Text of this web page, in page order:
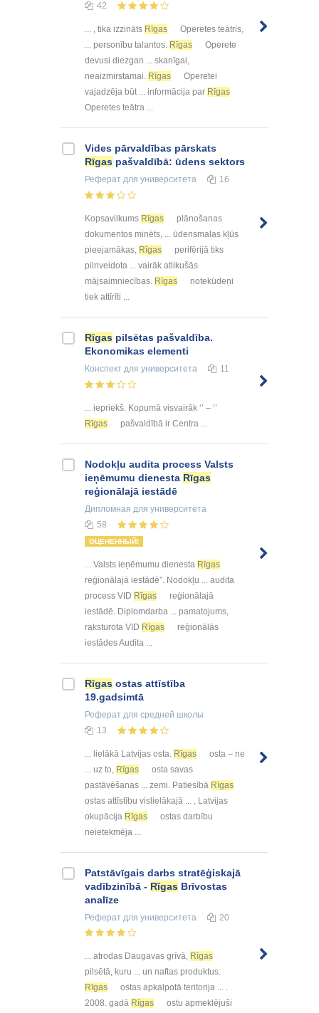
42
... , tika izzināts Rīgas
Operetes teātris,
... personību talantos. Rīgas
Operete
devusi diezgan ... skanīgai,
neaizmirstamai. Rīgas
Operetei
vajadzēja būt ... informācija par Rīgas
Operetes teātra ...
Vides pārvaldības pārskats
Rīgas pašvaldībā: ūdens sektors
Реферат для университета 16
Kopsavilkums Rīgas
plānošanas
dokumentos minēts, ... ūdensmalas kļūs
pieejamākas, Rīgas
perifērijā tiks
pilnveidota ... vairāk atlikušās
mājsaimniecības. Rīgas
notekūdeņi
tiek attīrīti ...
Rīgas pilsētas pašvaldība.
Ekonomikas elementi
Конспект для университета 11
... iepriekš. Kopumā visvairāk ‘’ – ‘’
Rīgas
pašvaldībā ir Centra ...
Nodokļu audita process Valsts
ieņēmumu dienesta Rīgas
reģionālajā iestādē
Дипломная для университета
58
ОЦЕНЕННЫЙ!
... Valsts ieņēmumu dienesta Rīgas
reģionālajā iestādē”. Nodokļu ... audita
process VID Rīgas
reģionālajā
iestādē. Diplomdarba ... pamatojums,
raksturota VID Rīgas
reģionālās
iestādes Audita ...
Rīgas ostas attīstība
19.gadsimtā
Реферат для средней школы
13
... lielākā Latvijas osta. Rīgas
osta – ne
... uz to, Rīgas
osta savas
pastāvēšanas ... zemi. Patiesībā Rīgas
ostas attīstību vislielākajā ... , Latvijas
okupācija Rīgas
ostas darbību
neietekmēja ...
Patstāvīgais darbs stratēģiskajā
vadībzinībā - Rīgas Brīvostas
analīze
Реферат для университета 20
... atrodas Daugavas grīvā, Rīgas
pilsētā, kuru ... un naftas produktus.
Rīgas
ostas apkalpotā teritorija ... .
2008. gadā Rīgas
ostu apmeklējuši